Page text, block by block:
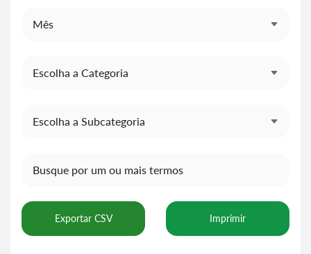
Exportar CSV Imprimir